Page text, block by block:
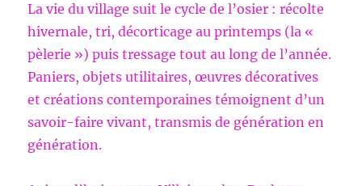
La vie du village suit le cycle de l’osier : récolte
hivernale, tri, décorticage au printemps (la «
pèlerie ») puis tressage tout au long de l’année.
Paniers, objets utilitaires, œuvres décoratives
et créations contemporaines témoignent d’un
savoir-faire vivant, transmis de génération en
génération.